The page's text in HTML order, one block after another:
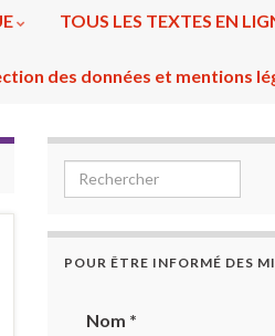
TOUS LES TEXTES EN
des données et mentions
Search for:
POUR ÊTRE INFORMÉ DES
Nom *